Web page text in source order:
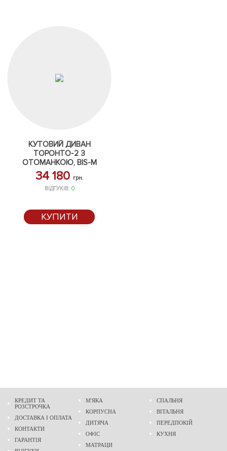
КУТОВИЙ ДИВАН
ТОРОНТО-2 З
ОТОМАНКОЮ, BIS-M
34 180 грн.
ВІДГУКІВ: 0
КУПИТИ
КРЕДИТ ТА
РОЗСТРОЧКА
ДОСТАВКА І ОПЛАТА
КОНТАКТИ
ГАРАНТІЯ
М'ЯКА
КОРПУСНА
ДИТЯЧА
ОФІС
МАТРАЦИ
СПАЛЬНЯ
ВІТАЛЬНЯ
ПЕРЕДПОКІЙ
КУХНЯ